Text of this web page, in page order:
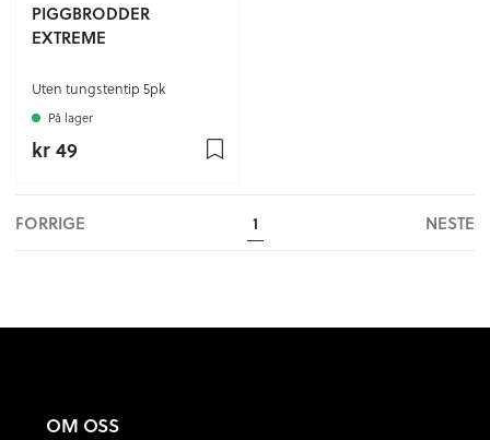
PIGGBRODDER
EXTREME
Uten tungstentip 5pk
På lager
kr 49
FORRIGE 1 NESTE
OM OSS